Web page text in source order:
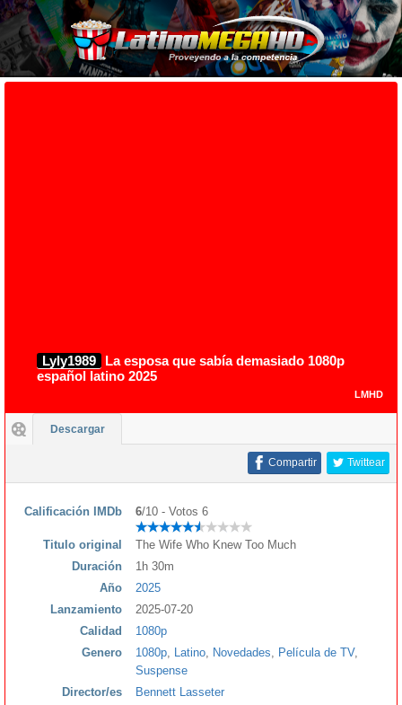
Lyly1989
La esposa que sabía demasiado 1080p
español latino 2025
LMHD
Descargar
Twittear
Compartir
Calificación IMDb 6/10 - Votos 6
Titulo original
The Wife Who Knew Too Much
Duración
1h 30m
Año
2025
Lanzamiento
2025-07-20
Calidad
1080p
Genero
1080p Latino Novedades Película de TV,
Suspense
Director/es
Bennett Lasseter